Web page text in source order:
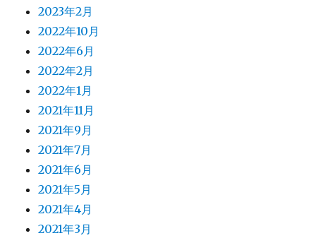
2023年2月
2022年10月
2022年6月
2022年2月
2022年1月
2021年11月
2021年9月
2021年7月
2021年6月
2021年5月
2021年4月
2021年3月